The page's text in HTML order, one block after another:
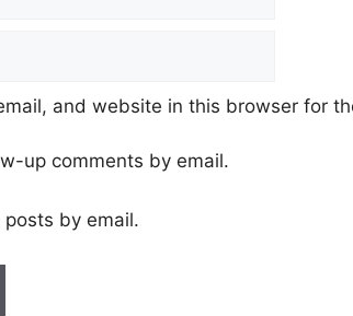
and website in this browser for
up comments by email.
by email.